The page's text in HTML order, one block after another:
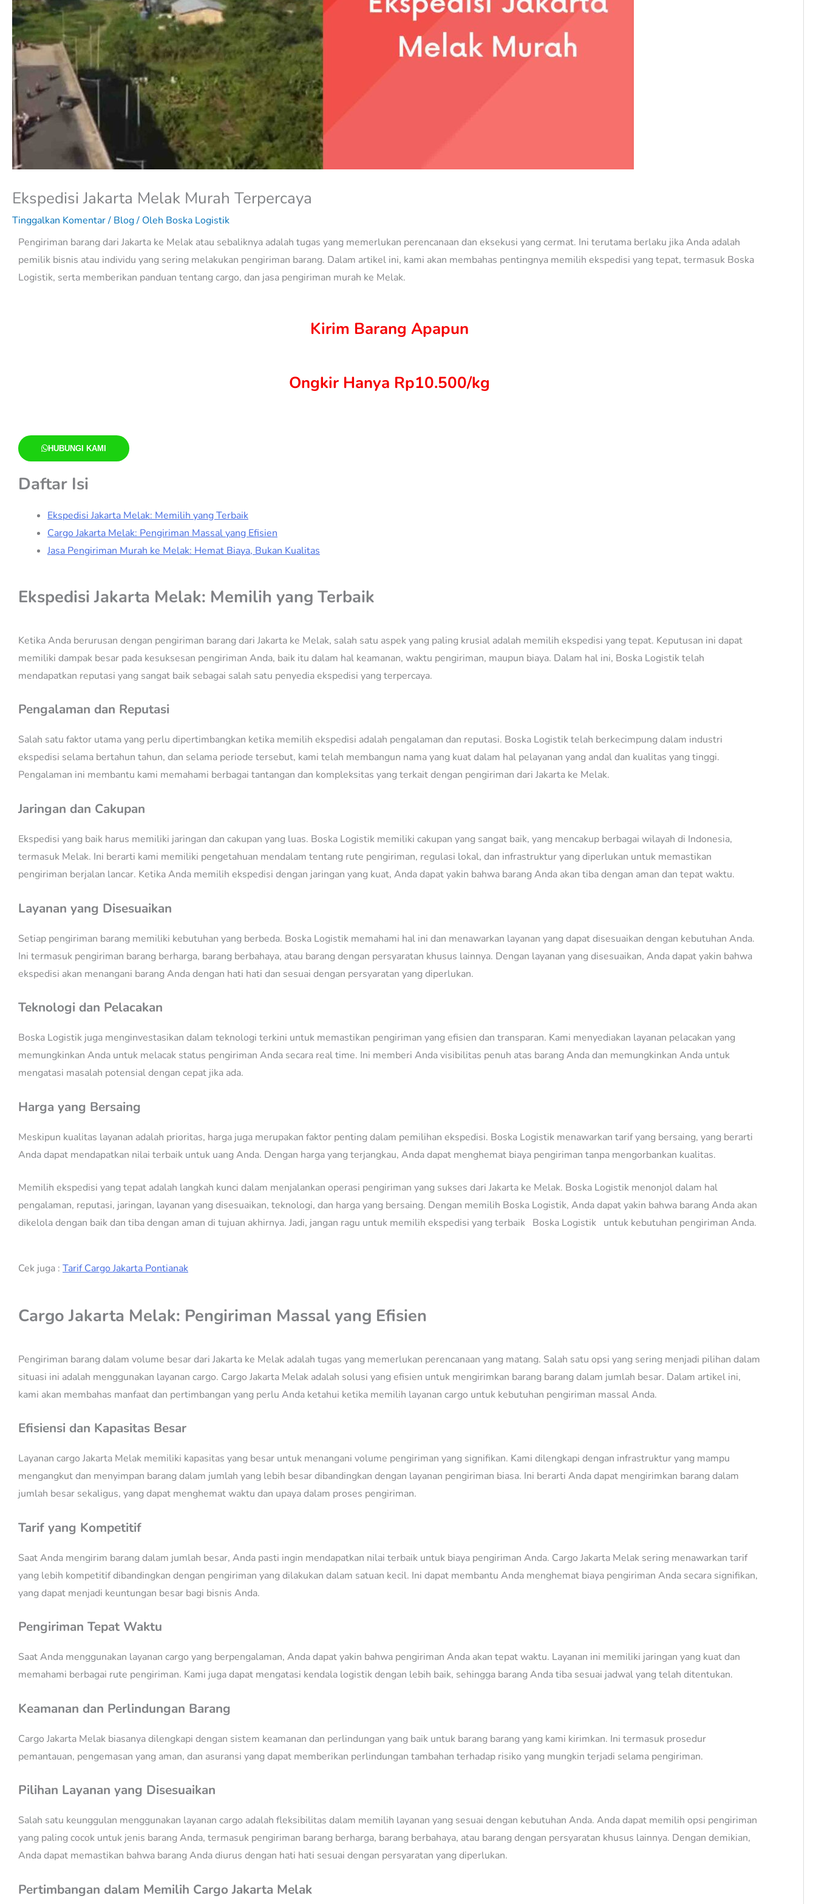
Ekspedisi Jakarta Melak Murah Terpercaya
Tinggalkan Komentar/ Blog/ Oleh Boska Logistik
Pengiriman barang dari Jakarta ke Melak atau sebaliknya adalah tugas yang memerlukan perencanaan dan eksekusi yang cermat. Ini terutama berlaku jika Anda adalah
pemilik bisnis atau individu yang sering melakukan pengiriman barang. Dalam artikel ini, kami akan membahas pentingnya memilih ekspedisi yang tepat, termasuk Boska
Logistik, serta memberikan panduan tentang cargo, dan jasa pengiriman murah ke Melak.
Kirim Barang Apapun
Ongkir Hanya Rp10.500/kg
HUBUNGI KAMI
Daftar Isi
Ekspedisi Jakarta Melak: Memilih yang Terbaik
Cargo Jakarta Melak: Pengiriman Massal yang Efisien
Jasa Pengiriman Murah ke Melak: Hemat Biaya, Bukan Kualitas
Ekspedisi Jakarta Melak: Memilih yang Terbaik
Ketika Anda berurusan dengan pengiriman barang dari Jakarta ke Melak, salah satu aspek yang paling krusial adalah memilih ekspedisi yang tepat. Keputusan ini dapat
memiliki dampak besar pada kesuksesan pengiriman Anda, baik itu dalam hal keamanan, waktu pengiriman, maupun biaya. Dalam hal ini, Boska Logistik telah
mendapatkan reputasi yang sangat baik sebagai salah satu penyedia ekspedisi yang terpercaya.
Pengalaman dan Reputasi
Salah satu faktor utama yang perlu dipertimbangkan ketika memilih ekspedisi adalah pengalaman dan reputasi. Boska Logistik telah berkecimpung dalam industri
ekspedisi selama bertahun tahun, dan selama periode tersebut, kami telah membangun nama yang kuat dalam hal pelayanan yang andal dan kualitas yang tinggi.
Pengalaman ini membantu kami memahami berbagai tantangan dan kompleksitas yang terkait dengan pengiriman dari Jakarta ke Melak.
Jaringan dan Cakupan
Ekspedisi yang baik harus memiliki jaringan dan cakupan yang luas. Boska Logistik memiliki cakupan yang sangat baik, yang mencakup berbagai wilayah di Indonesia,
termasuk Melak. Ini berarti kami memiliki pengetahuan mendalam tentang rute pengiriman, regulasi lokal, dan infrastruktur yang diperlukan untuk memastikan
pengiriman berjalan lancar. Ketika Anda memilih ekspedisi dengan jaringan yang kuat, Anda dapat yakin bahwa barang Anda akan tiba dengan aman dan tepat waktu.
Layanan yang Disesuaikan
Setiap pengiriman barang memiliki kebutuhan yang berbeda. Boska Logistik memahami hal ini dan menawarkan layanan yang dapat disesuaikan dengan kebutuhan Anda.
Ini termasuk pengiriman barang berharga, barang berbahaya, atau barang dengan persyaratan khusus lainnya. Dengan layanan yang disesuaikan, Anda dapat yakin bahwa
ekspedisi akan menangani barang Anda dengan hati hati dan sesuai dengan persyaratan yang diperlukan.
Teknologi dan Pelacakan
Boska Logistik juga menginvestasikan dalam teknologi terkini untuk memastikan pengiriman yang efisien dan transparan. Kami menyediakan layanan pelacakan yang
memungkinkan Anda untuk melacak status pengiriman Anda secara real time. Ini memberi Anda visibilitas penuh atas barang Anda dan memungkinkan Anda untuk
mengatasi masalah potensial dengan cepat jika ada.
Harga yang Bersaing
Meskipun kualitas layanan adalah prioritas, harga juga merupakan faktor penting dalam pemilihan ekspedisi. Boska Logistik menawarkan tarif yang bersaing, yang berarti
Anda dapat mendapatkan nilai terbaik untuk uang Anda. Dengan harga yang terjangkau, Anda dapat menghemat biaya pengiriman tanpa mengorbankan kualitas.
Memilih ekspedisi yang tepat adalah langkah kunci dalam menjalankan operasi pengiriman yang sukses dari Jakarta ke Melak. Boska Logistik menonjol dalam hal
pengalaman, reputasi, jaringan, layanan yang disesuaikan, teknologi, dan harga yang bersaing. Dengan memilih Boska Logistik, Anda dapat yakin bahwa barang Anda akan
dikelola dengan baik dan tiba dengan aman di tujuan akhirnya. Jadi, jangan ragu untuk memilih ekspedisi yang terbaik Boska Logistik untuk kebutuhan pengiriman Anda.
Cek juga : Tarif Cargo Jakarta Pontianak
Cargo Jakarta Melak: Pengiriman Massal yang Efisien
Pengiriman barang dalam volume besar dari Jakarta ke Melak adalah tugas yang memerlukan perencanaan yang matang. Salah satu opsi yang sering menjadi pilihan dalam
situasi ini adalah menggunakan layanan cargo. Cargo Jakarta Melak adalah solusi yang efisien untuk mengirimkan barang barang dalam jumlah besar. Dalam artikel ini,
kami akan membahas manfaat dan pertimbangan yang perlu Anda ketahui ketika memilih layanan cargo untuk kebutuhan pengiriman massal Anda.
Efisiensi dan Kapasitas Besar
Layanan cargo Jakarta Melak memiliki kapasitas yang besar untuk menangani volume pengiriman yang signifikan. Kami dilengkapi dengan infrastruktur yang mampu
mengangkut dan menyimpan barang dalam jumlah yang lebih besar dibandingkan dengan layanan pengiriman biasa. Ini berarti Anda dapat mengirimkan barang dalam
jumlah besar sekaligus, yang dapat menghemat waktu dan upaya dalam proses pengiriman.
Tarif yang Kompetitif
Saat Anda mengirim barang dalam jumlah besar, Anda pasti ingin mendapatkan nilai terbaik untuk biaya pengiriman Anda. Cargo Jakarta Melak sering menawarkan tarif
yang lebih kompetitif dibandingkan dengan pengiriman yang dilakukan dalam satuan kecil. Ini dapat membantu Anda menghemat biaya pengiriman Anda secara signifikan,
yang dapat menjadi keuntungan besar bagi bisnis Anda.
Pengiriman Tepat Waktu
Saat Anda menggunakan layanan cargo yang berpengalaman, Anda dapat yakin bahwa pengiriman Anda akan tepat waktu. Layanan ini memiliki jaringan yang kuat dan
memahami berbagai rute pengiriman. Kami juga dapat mengatasi kendala logistik dengan lebih baik, sehingga barang Anda tiba sesuai jadwal yang telah ditentukan.
Keamanan dan Perlindungan Barang
Cargo Jakarta Melak biasanya dilengkapi dengan sistem keamanan dan perlindungan yang baik untuk barang barang yang kami kirimkan. Ini termasuk prosedur
pemantauan, pengemasan yang aman, dan asuransi yang dapat memberikan perlindungan tambahan terhadap risiko yang mungkin terjadi selama pengiriman.
Pilihan Layanan yang Disesuaikan
Salah satu keunggulan menggunakan layanan cargo adalah fleksibilitas dalam memilih layanan yang sesuai dengan kebutuhan Anda. Anda dapat memilih opsi pengiriman
yang paling cocok untuk jenis barang Anda, termasuk pengiriman barang berharga, barang berbahaya, atau barang dengan persyaratan khusus lainnya. Dengan demikian,
Anda dapat memastikan bahwa barang Anda diurus dengan hati hati sesuai dengan persyaratan yang diperlukan.
Pertimbangan dalam Memilih Cargo Jakarta Melak